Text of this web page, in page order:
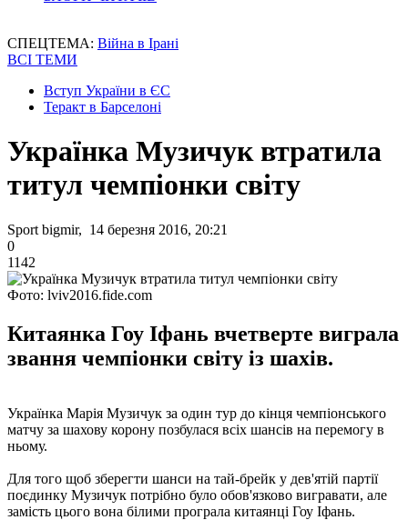
СПЕЦТЕМА: Війна в Ірані
ВСІ ТЕМИ
Вступ України в ЄС
Теракт в Барселоні
Українка Музичук втратила
титул чемпіонки світу
Sport bigmir, 14 березня 2016, 20:21
0
1142
Фото: lviv2016.fide.com
Китаянка Гоу Іфань вчетверте виграла
звання чемпіонки світу із шахів.
Українка Марія Музичук за один тур до кінця чемпіонського
матчу за шахову корону позбулася всіх шансів на перемогу в
ньому.
Для того щоб зберегти шанси на тай-брейк у дев'ятій партії
поєдинку Музичук потрібно було обов'язково вигравати, але
замість цього вона білими програла китаянці Гоу Іфань.